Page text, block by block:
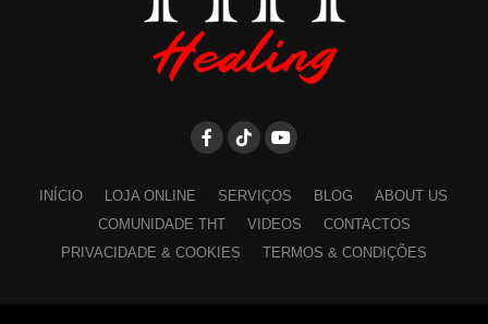
INÍCIO LOJA ONLINE SERVIÇOS BLOG
ABOUT US
COMUNIDADE THT
VIDEOS
CONTACTOS
PRIVACIDADE & COOKIES
TERMOS & CONDIÇÕES